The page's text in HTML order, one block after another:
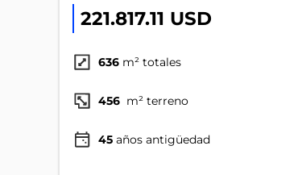
221.817.11 USD
636 m² totales
456 m² terreno
45 años antigüedad